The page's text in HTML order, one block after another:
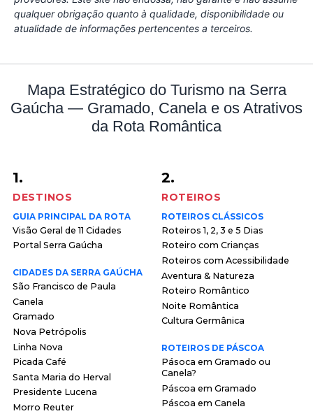
qualquer obrigação quanto à qualidade, disponibilidade ou
atualidade de informações pertencentes a terceiros.
Mapa Estratégico do Turismo na Serra
Gaúcha — Gramado, Canela e os Atrativos
da Rota Romântica
1.
DESTINOS
GUIA PRINCIPAL DA ROTA
Visão Geral de 11 Cidades
Portal Serra Gaúcha
CIDADES DA SERRA GAÚCHA
São Francisco de Paula
Canela
Gramado
Nova Petrópolis
Linha Nova
Picada Café
Santa Maria do Herval
Presidente Lucena
Morro Reuter
2.
ROTEIROS
ROTEIROS CLÁSSICOS
Roteiros 1, 2, 3 e 5 Dias
Roteiro com Crianças
Roteiros com Acessibilidade
Aventura & Natureza
Roteiro Romântico
Noite Romântica
Cultura Germânica
ROTEIROS DE PÁSCOA
Pásoca em Gramado ou
Canela?
Páscoa em Gramado
Páscoa em Canela